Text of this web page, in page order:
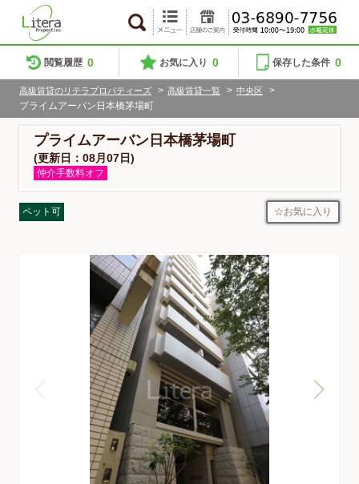
閲覧履歴 0 お気に入り 0 保存した条件 0
高級賃貸のリテラプロパティーズ > 高級賃貸一覧 > 中央区
>
プライムアーバン日本橋茅場町
プライムアーバン日本橋茅場町
(更新日：08月07日)
仲介手数料オフ
ペット可 お気に入り